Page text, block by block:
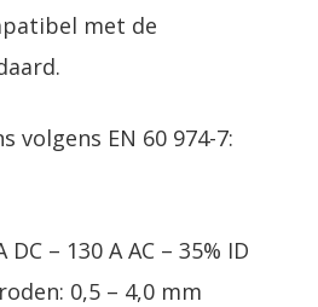
met de
volgens EN 60 974-7:
– 130 A AC – 35% ID
0,5 – 4,0 mm